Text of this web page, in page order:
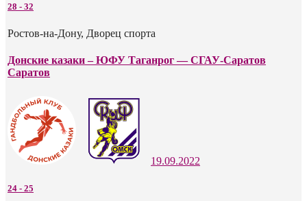
28 - 32
Ростов-на-Дону, Дворец спорта
Донские казаки – ЮФУ Таганрог — СГАУ-Саратов
Саратов
19.09.2022
24 - 25